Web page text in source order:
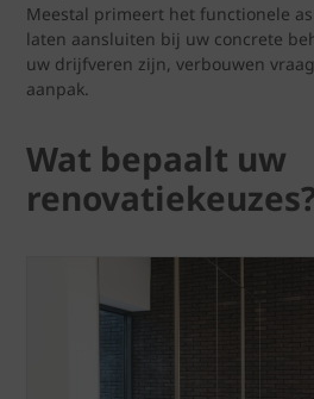
Meestal primeert het functionele
laten aansluiten bij uw concrete
uw drijfveren zijn, verbouwen
aanpak.
Wat bepaalt uw